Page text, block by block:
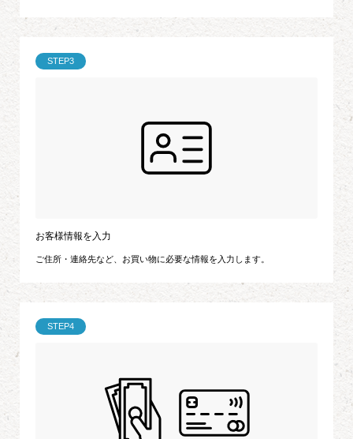
STEP3
お客様情報を入力
ご住所・連絡先など、お買い物に必要な情報を入力します。
STEP4